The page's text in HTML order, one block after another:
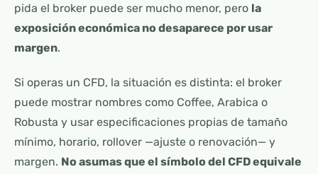
pida el broker puede ser mucho menor, pero la
exposición económica no desaparece por usar
margen.
Si operas un CFD, la situación es distinta: el broker
puede mostrar nombres como Coffee, Arabica o
Robusta y usar especificaciones propias de tamaño
mínimo, horario, rollover —ajuste o renovación— y
margen. No asumas que el símbolo del CFD equivale